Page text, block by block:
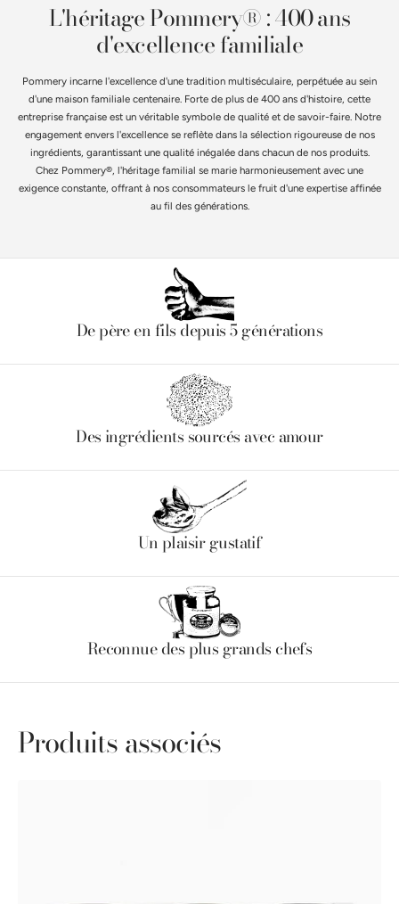
L'héritage Pommery® : 400 ans
d'excellence familiale
Pommery incarne l'excellence d'une tradition multiséculaire, perpétuée au sein
d'une maison familiale centenaire. Forte de plus de 400 ans d'histoire, cette
entreprise française est un véritable symbole de qualité et de savoir-faire. Notre
engagement envers l'excellence se reflète dans la sélection rigoureuse de nos
ingrédients, garantissant une qualité inégalée dans chacun de nos produits.
Chez Pommery®, l'héritage familial se marie harmonieusement avec une
exigence constante, offrant à nos consommateurs le fruit d'une expertise affinée
au fil des générations.
De père en fils depuis 5 générations
Des ingrédients sourcés avec amour
Un plaisir gustatif
Reconnue des plus grands chefs
Produits associés